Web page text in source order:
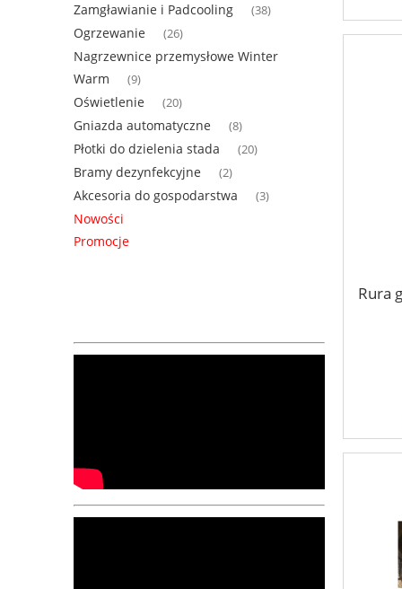
Zamgławianie i Padcooling (38)
Ogrzewanie (26)
Nagrzewnice przemysłowe Winter
Warm
(9)
Oświetlenie (20)
Gniazda automatyczne (8)
Płotki do dzielenia stada (20)
Bramy dezynfekcyjne (2)
Akcesoria do gospodarstwa (3)
Nowości
Promocje
Rura